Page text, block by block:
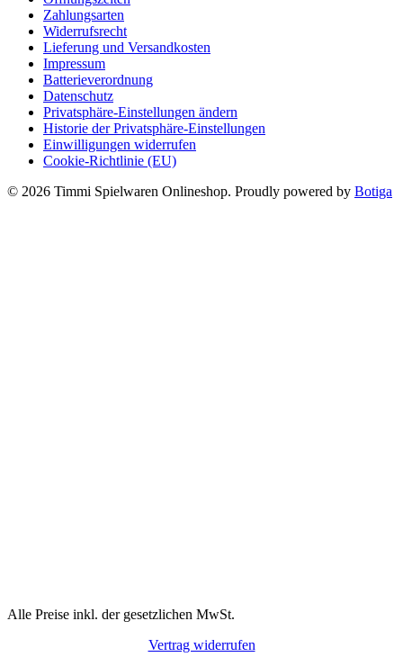
Zahlungsarten
Widerrufsrecht
Lieferung und Versandkosten
Impressum
Batterieverordnung
Datenschutz
Privatsphäre-Einstellungen ändern
Historie der Privatsphäre-Einstellungen
Einwilligungen widerrufen
Cookie-Richtlinie (EU)
© 2026 Timmi Spielwaren Onlineshop. Proudly powered by Botiga
Alle Preise inkl. der gesetzlichen MwSt.
Vertrag widerrufen